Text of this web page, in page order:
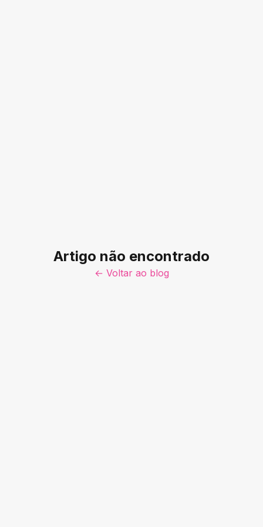
Artigo não encontrado
← Voltar ao blog